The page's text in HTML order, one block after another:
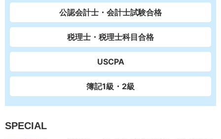
公認会計士・会計士試験合格
税理士・税理士科目合格
USCPA
簿記1級・2級
SPECIAL